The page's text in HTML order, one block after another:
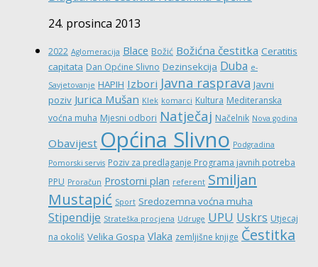
24. prosinca 2013
2022 Aglomeracija Blace Božić Božićna čestitka Ceratitis
capitata Dan Općine Slivno Dezinsekcija Duba e-
Savjetovanje HAPIH Izbori Javna rasprava Javni
poziv Jurica Mušan Klek komarci Kultura Mediteranska
voćna muha Mjesni odbori Natječaj Načelnik Nova godina
Obavijest Općina Slivno Podgradina
Pomorski servis Poziv za predlaganje Programa javnih potreba
PPU Proračun Prostorni plan referent Smiljan
Mustapić Sport Sredozemna voćna muha
Stipendije Strateška procjena Udruge UPU Uskrs Utjecaj
na okoliš Velika Gospa Vlaka zemljišne knjige Čestitka